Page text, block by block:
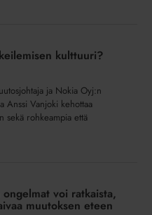
kulttuuri?
ja Nokia Oyj:n
Anssi Vanjoki kehottaa
sekä rohkeampia että
voi ratkaista,
muutoksen eteen